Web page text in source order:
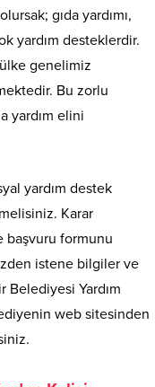
gıda yardımı,
yardım desteklerdir.
ülke genelimiz
Bu zorlu
yardım elini
yardım destek
Karar
başvuru formunu
istene bilgiler ve
Yardım
web sitesinden